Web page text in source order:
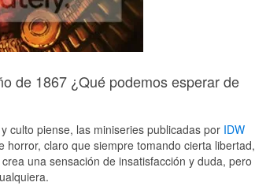
de 1867 ¿Qué podemos esperar de
culto piense, las miniseries publicadas por IDW
claro que siempre tomando cierta libertad,
una sensación de insatisfacción y duda, pero